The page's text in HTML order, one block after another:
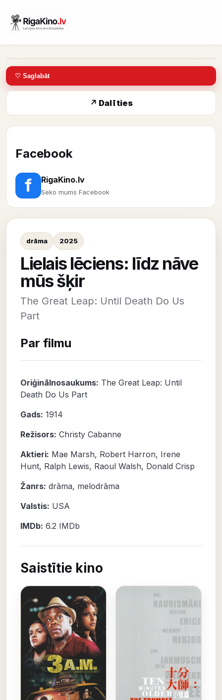
♡ Saglabāt
↗ Dalīties
Facebook
f RigaKino.lv
Seko mums Facebook
drāma 2025
Lielais lēciens: līdz nāve
mūs šķir
The Great Leap: Until Death Do Us
Part
Par filmu
Oriģinālnosaukums: The Great Leap: Until
Death Do Us Part
Gads: 1914
Režisors: Christy Cabanne
Aktieri: Mae Marsh, Robert Harron, Irene
Hunt, Ralph Lewis, Raoul Walsh, Donald Crisp
Žanrs: drāma, melodrāma
Valstis: USA
IMDb: 6.2 IMDb
Saistītie kino